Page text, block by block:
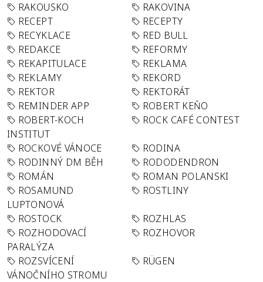
RAKOUSKO
RAKOVINA
RECEPT
RECEPTY
RECYKLACE
RED BULL
REDAKCE
REFORMY
REKAPITULACE
REKLAMA
REKLAMY
REKORD
REKTOR
REKTORÁT
REMINDER APP
ROBERT KEŇO
ROBERT-KOCH
INSTITUT
ROCK CAFÉ CONTEST
ROCKOVÉ VÁNOCE
RODINA
RODINNÝ DM BĚH
RODODENDRON
ROMÁN
ROMAN POLANSKI
ROSAMUND
LUPTONOVÁ
ROSTLINY
ROSTOCK
ROZHLAS
ROZHODOVACÍ
PARALÝZA
ROZHOVOR
ROZSVÍCENÍ
VÁNOČNÍHO STROMU
RÜGEN